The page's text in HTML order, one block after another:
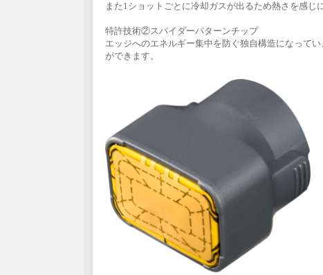
また1ショットごとに冷却ガスが出るため熱さを感じ
特許技術②スパイダーパターンチップ
エッジへのエネルギー集中を防ぐ独自構造になって
ができます。